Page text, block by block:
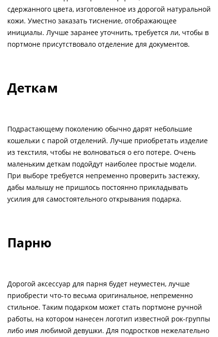
сдержанного цвета, изготовленное из дорогой натуральной
кожи. Уместно заказать тиснение, отображающее
инициалы. Лучше заранее уточнить, требуется ли, чтобы в
портмоне присутствовало отделение для документов.
Деткам
Подрастающему поколению обычно дарят небольшие
кошельки с парой отделений. Лучше приобретать изделие
из текстиля, чтобы не волноваться о его потере. Очень
маленьким деткам подойдут наиболее простые модели.
При выборе требуется непременно проверить застежку,
дабы малышу не пришлось постоянно прикладывать
усилия для самостоятельного открывания подарка.
Парню
Дорогой аксессуар для парня будет неуместен, лучше
приобрести что-то весьма оригинальное, непременно
стильное. Таким подарком может стать портмоне ручной
работы, на котором нанесен логотип известной рок-группы
либо имя любимой девушки. Для подростков нежелательно